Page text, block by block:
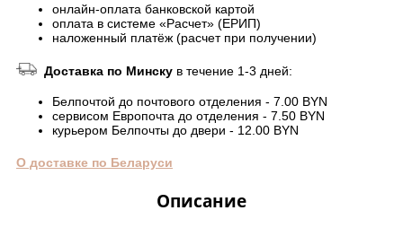
онлайн-оплата банковской картой
оплата в системе «Расчет» (ЕРИП)
наложенный платёж (расчет при получении)
Доставка по Минску в течение 1-3 дней:
Белпочтой до почтового отделения - 7.00 BYN
сервисом Европочта до отделения - 7.50 BYN
курьером Белпочты до двери - 12.00 BYN
О доставке по Беларуси
Описание